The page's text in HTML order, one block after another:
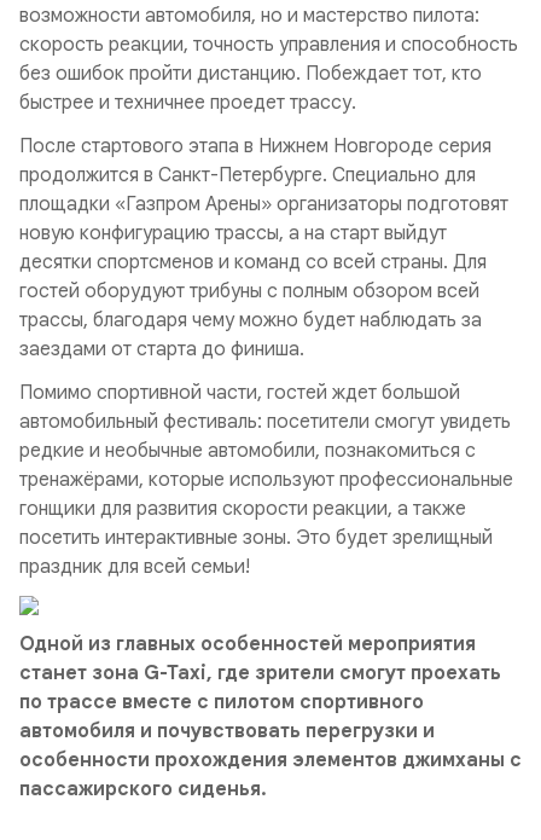
возможности автомобиля, но и мастерство пилота:
скорость реакции, точность управления и способность
без ошибок пройти дистанцию. Побеждает тот, кто
быстрее и техничнее проедет трассу.
После стартового этапа в Нижнем Новгороде серия
продолжится в Санкт-Петербурге. Специально для
площадки «Газпром Арены» организаторы подготовят
новую конфигурацию трассы, а на старт выйдут
десятки спортсменов и команд со всей страны. Для
гостей оборудуют трибуны с полным обзором всей
трассы, благодаря чему можно будет наблюдать за
заездами от старта до финиша.
Помимо спортивной части, гостей ждет большой
автомобильный фестиваль: посетители смогут увидеть
редкие и необычные автомобили, познакомиться с
тренажёрами, которые используют профессиональные
гонщики для развития скорости реакции, а также
посетить интерактивные зоны. Это будет зрелищный
праздник для всей семьи!
Одной из главных особенностей мероприятия
станет зона G-Taxi, где зрители смогут проехать
по трассе вместе с пилотом спортивного
автомобиля и почувствовать перегрузки и
особенности прохождения элементов джимханы с
пассажирского сиденья.